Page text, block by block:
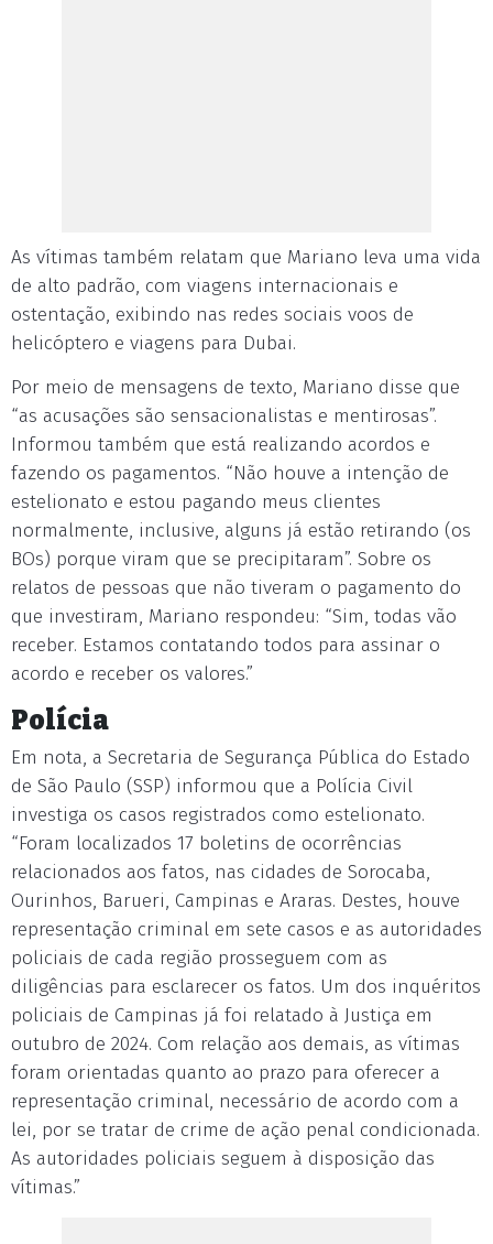
As vítimas também relatam que Mariano leva uma vida
de alto padrão, com viagens internacionais e
ostentação, exibindo nas redes sociais voos de
helicóptero e viagens para Dubai.
Por meio de mensagens de texto, Mariano disse que
“as acusações são sensacionalistas e mentirosas”.
Informou também que está realizando acordos e
fazendo os pagamentos. “Não houve a intenção de
estelionato e estou pagando meus clientes
normalmente, inclusive, alguns já estão retirando (os
BOs) porque viram que se precipitaram”. Sobre os
relatos de pessoas que não tiveram o pagamento do
que investiram, Mariano respondeu: “Sim, todas vão
receber. Estamos contatando todos para assinar o
acordo e receber os valores.”
Polícia
Em nota, a Secretaria de Segurança Pública do Estado
de São Paulo (SSP) informou que a Polícia Civil
investiga os casos registrados como estelionato.
“Foram localizados 17 boletins de ocorrências
relacionados aos fatos, nas cidades de Sorocaba,
Ourinhos, Barueri, Campinas e Araras. Destes, houve
representação criminal em sete casos e as autoridades
policiais de cada região prosseguem com as
diligências para esclarecer os fatos. Um dos inquéritos
policiais de Campinas já foi relatado à Justiça em
outubro de 2024. Com relação aos demais, as vítimas
foram orientadas quanto ao prazo para oferecer a
representação criminal, necessário de acordo com a
lei, por se tratar de crime de ação penal condicionada.
As autoridades policiais seguem à disposição das
vítimas.”